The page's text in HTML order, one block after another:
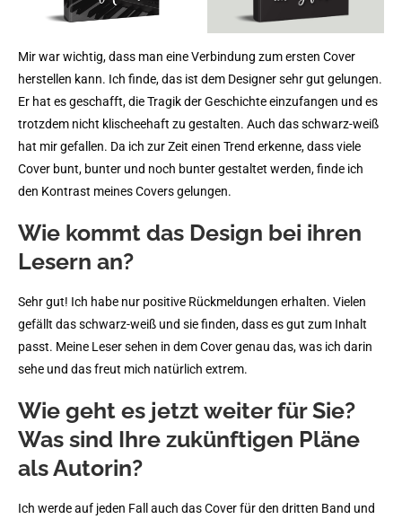
Mir war wichtig, dass man eine Verbindung zum ersten Cover
herstellen kann. Ich finde, das ist dem Designer sehr gut gelungen.
Er hat es geschafft, die Tragik der Geschichte einzufangen und es
trotzdem nicht klischeehaft zu gestalten. Auch das schwarz-weiß
hat mir gefallen. Da ich zur Zeit einen Trend erkenne, dass viele
Cover bunt, bunter und noch bunter gestaltet werden, finde ich
den Kontrast meines Covers gelungen.
Wie kommt das Design bei ihren
Lesern an?
Sehr gut! Ich habe nur positive Rückmeldungen erhalten. Vielen
gefällt das schwarz-weiß und sie finden, dass es gut zum Inhalt
passt. Meine Leser sehen in dem Cover genau das, was ich darin
sehe und das freut mich natürlich extrem.
Wie geht es jetzt weiter für Sie?
Was sind Ihre zukünftigen Pläne
als Autorin?
Ich werde auf jeden Fall auch das Cover für den dritten Band und